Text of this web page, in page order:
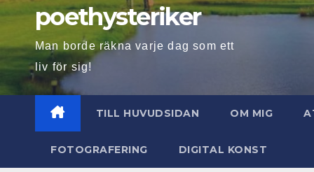
poethysteriker
Man borde räkna varje dag som ett
liv för sig!
TILL HUVUDSIDAN OM MIG
FOTOGRAFERING DIGITAL KONST